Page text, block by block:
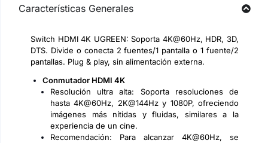
Características Generales
Switch HDMI 4K UGREEN: Soporta 4K@60Hz, HDR, 3D,
DTS. Divide o conecta 2 fuentes/1 pantalla o 1 fuente/2
pantallas. Plug & play, sin alimentación externa.
Conmutador HDMI 4K
Resolución ultra alta: Soporta resoluciones de
hasta 4K@60Hz, 2K@144Hz y 1080P, ofreciendo
imágenes más nítidas y fluidas, similares a la
experiencia de un cine.
Recomendación: Para alcanzar 4K@60Hz, se